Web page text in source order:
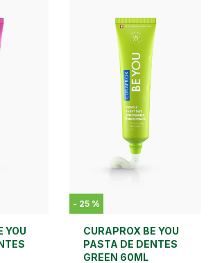
YOU
- 25 %
CURAPROX BE YOU
PASTA DE DENTES
GREEN 60ML